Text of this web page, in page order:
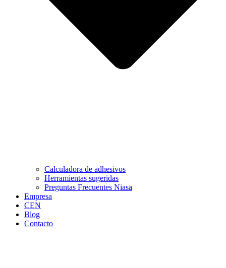
Calculadora de adhesivos
Herramientas sugeridas
Preguntas Frecuentes Niasa
Empresa
CEN
Blog
Contacto